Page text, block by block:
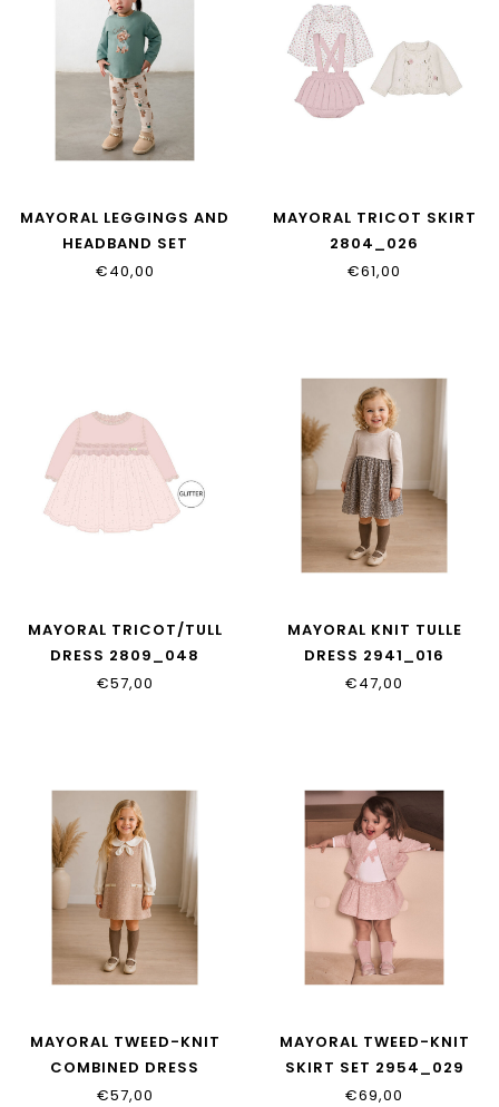
MAYORAL LEGGINGS AND
HEADBAND SET
2780_068
€40,00
MAYORAL TRICOT SKIRT
2804_026
€61,00
MAYORAL TRICOT/TULL
DRESS 2809_048
€57,00
MAYORAL KNIT TULLE
DRESS 2941_016
€47,00
MAYORAL TWEED-KNIT
COMBINED DRESS
2948_029
€57,00
MAYORAL TWEED-KNIT
SKIRT SET 2954_029
€69,00